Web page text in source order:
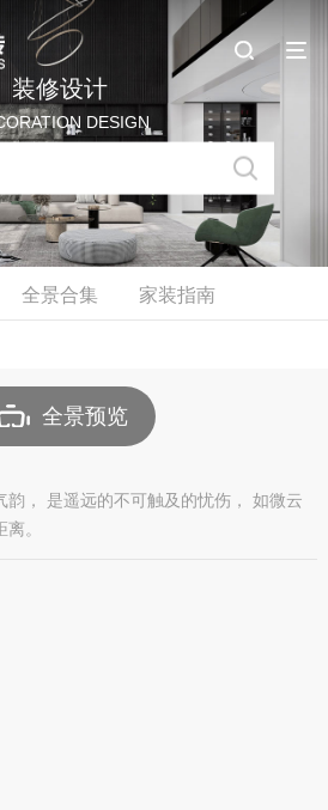
装修设计
DESIGN
全景合集 家装指南
全景预览
韵， 是遥远的不可触及的忧伤， 如微云
。